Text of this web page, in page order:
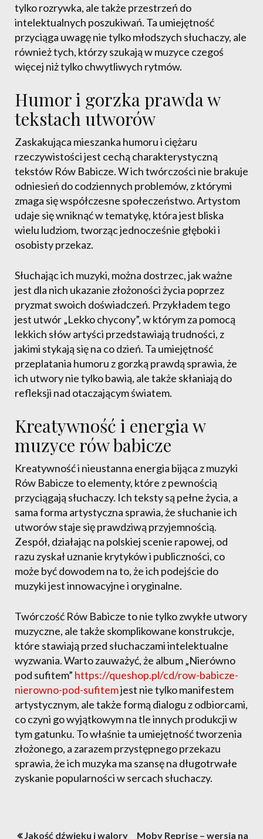
tylko rozrywka, ale także przestrzeń do
intelektualnych poszukiwań. Ta umiejętność
przyciąga uwagę nie tylko młodszych słuchaczy, ale
również tych, którzy szukają w muzyce czegoś
więcej niż tylko chwytliwych rytmów.
Humor i gorzka prawda w
tekstach utworów
Zaskakująca mieszanka humoru i ciężaru
rzeczywistości jest cechą charakterystyczną
tekstów Rów Babicze. W ich twórczości nie brakuje
odniesień do codziennych problemów, z którymi
zmaga się współczesne społeczeństwo. Artystom
udaje się wniknąć w tematykę, która jest bliska
wielu ludziom, tworząc jednocześnie głęboki i
osobisty przekaz.
Słuchając ich muzyki, można dostrzec, jak ważne
jest dla nich ukazanie złożoności życia poprzez
pryzmat swoich doświadczeń. Przykładem tego
jest utwór „Lekko chycony”, w którym za pomocą
lekkich słów artyści przedstawiają trudności, z
jakimi stykają się na co dzień. Ta umiejętność
przeplatania humoru z gorzką prawdą sprawia, że
ich utwory nie tylko bawią, ale także skłaniają do
refleksji nad otaczającym światem.
Kreatywność i energia w
muzyce rów babicze
Kreatywność i nieustanna energia bijąca z muzyki
Rów Babicze to elementy, które z pewnością
przyciągają słuchaczy. Ich teksty są pełne życia, a
sama forma artystyczna sprawia, że słuchanie ich
utworów staje się prawdziwą przyjemnością.
Zespół, działając na polskiej scenie rapowej, od
razu zyskał uznanie krytyków i publiczności, co
może być dowodem na to, że ich podejście do
muzyki jest innowacyjne i oryginalne.
Twórczość Rów Babicze to nie tylko zwykłe utwory
muzyczne, ale także skomplikowane konstrukcje,
które stawiają przed słuchaczami intelektualne
wyzwania. Warto zauważyć, że album „Nierówno
pod sufitem” https://queshop.pl/cd/row-babicze-
nierowno-pod-sufitemjest nie tylko manifestem
artystycznym, ale także formą dialogu z odbiorcami,
co czyni go wyjątkowym na tle innych produkcji w
tym gatunku. To właśnie ta umiejętność tworzenia
złożonego, a zarazem przystępnego przekazu
sprawia, że ich muzyka ma szansę na długotrwałe
zyskanie popularności w sercach słuchaczy.
Jakość dźwięku i walory Moby Reprise – wersja na